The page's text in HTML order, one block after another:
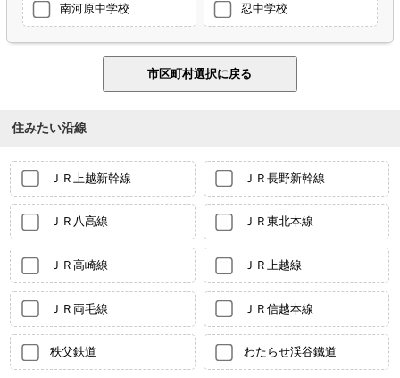
南河原中学校 忍中学校
住みたい沿線
ＪＲ上越新幹線 ＪＲ長野新幹線
ＪＲ八高線 ＪＲ東北本線
ＪＲ高崎線 ＪＲ上越線
ＪＲ両毛線 ＪＲ信越本線
秩父鉄道 わたらせ渓谷鐵道